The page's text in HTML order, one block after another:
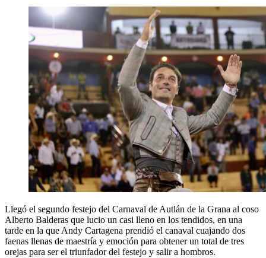
Llegó el segundo festejo del Carnaval de Autlán de la Grana al coso
Alberto Balderas que lucio un casi lleno en los tendidos, en una
tarde en la que Andy Cartagena prendió el canaval cuajando dos
faenas llenas de maestría y emoción para obtener un total de tres
orejas para ser el triunfador del festejo y salir a hombros.